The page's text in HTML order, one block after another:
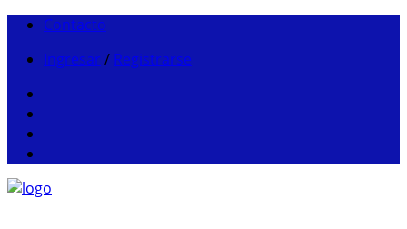
Contacto
Ingresar / Registrarse